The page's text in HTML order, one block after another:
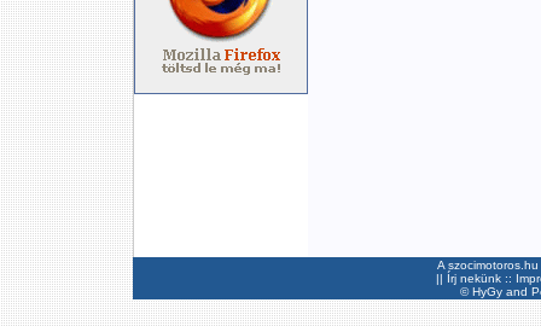
A
|| Írj nekünk ::
©HyGyand